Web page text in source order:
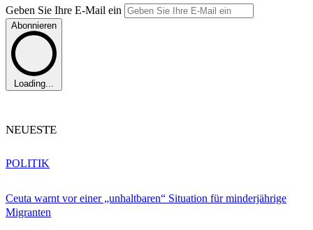
Geben Sie Ihre E-Mail ein
Abonnieren
Loading...
NEUESTE
Ceuta warnt vor einer „unhaltbaren“ Situation für minderjährige
Migranten
POLITIK